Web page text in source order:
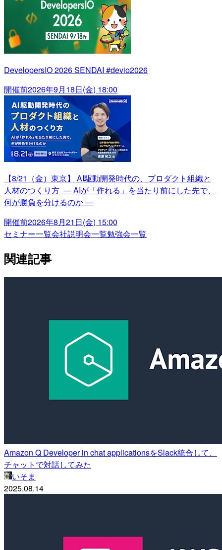
DevelopersIO 2026 SENDAI #devio2026
開催前2026年9月18日(金) 18:00
【8/21（金）東京】 AI駆動開発時代の、プロダクト組織と
人材のつくり方 ― AIが「作れる」を当たり前にした先で、
何が勝負を分けるのか ―
開催前2026年8月21日(金) 15:00
セミナー一覧会社説明会一覧勉強会一覧
関連記事
Amazon Q Developer in chat applicationsをSlack統合して、
チャットで対話してみた
いそま
2025.08.14